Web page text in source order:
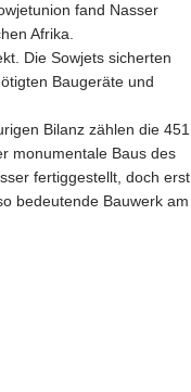
fand Nasser
Afrika.
Die Sowjets sicherten
Baugeräte und
Bilanz zählen die 451
monumentale Baus des
fertiggestellt, doch erst
bedeutende Bauwerk am